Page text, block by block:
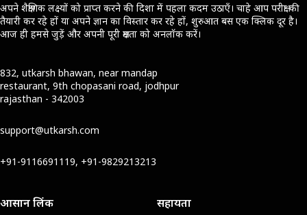
अपने शैक्षणिक लक्ष्यों को प्राप्त करने की दिशा में पहला कदम उठाएँ। चाहे आप परीक्षा की
तैयारी कर रहे हों या अपने ज्ञान का विस्तार कर रहे हों, शुरुआत बस एक क्लिक दूर है।
आज ही हमसे जुड़ें और अपनी पूरी क्षमता को अनलॉक करें।
832, utkarsh bhawan, near mandap
restaurant, 9th chopasani road, jodhpur
rajasthan - 342003
support@utkarsh.com
+91-9116691119, +91-9829213213
आसान लिंक सहायता